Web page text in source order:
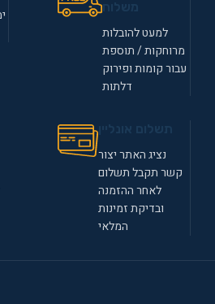
למעט להובלות
מרוחקות / תוספת
עבור קומות ופירוק
דלתות
נציג האתר יצור
קשר תקבל תשלום
לאחר ההזמנה
ובדיקת זמינות
המלאי